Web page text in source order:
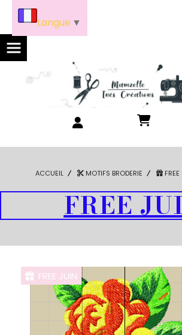
ACCUEIL MOTIFS BRODERIE FREE
FREE
FREE JUIN
Langue ▼